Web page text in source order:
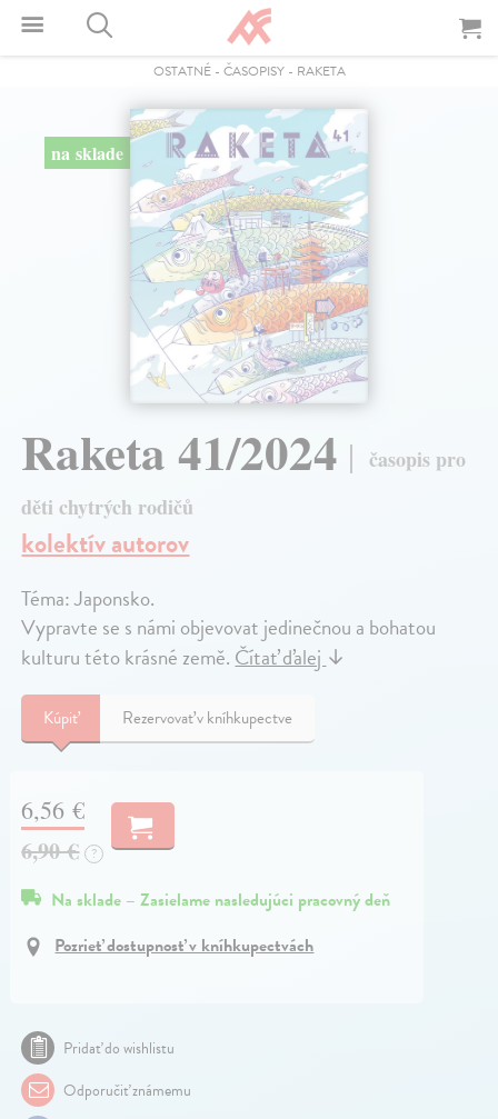
OSTATNÉ- ČASOPISY- RAKETA
na sklade
Raketa 41/2024
časopis pro
děti chytrých rodičů
kolektív autorov
Téma: Japonsko.
Vypravte se s námi objevovat jedinečnou a bohatou
kulturu této krásné země.Čítať ďalej↓
Kúpiť Rezervovať v kníhkupectve
6,56 €
6,90 € ?
Na sklade – Zasielame nasledujúci pracovný deň
Pozrieť dostupnosť v kníhkupectvách
Pridať do wishlistu
Odporučiť známemu